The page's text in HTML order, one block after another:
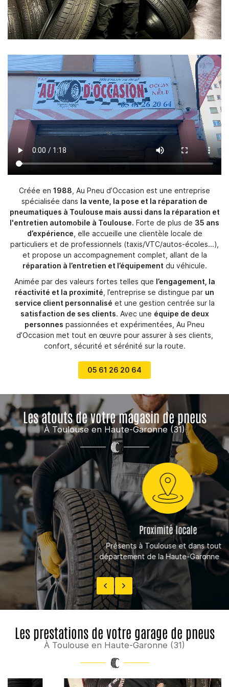
Créée en 1988 , Au Pneu d’Occasion est une entreprise
spécialisée dans la vente, la pose et la réparation de
pneumatiques à Toulouse mais aussi dans la réparation et
l'entretien automobile à Toulouse. Forte de plus de 35 ans
d’expérience , elle accueille une clientèle locale de
particuliers et de professionnels (taxis/VTC/autos-écoles...),
et propose un accompagnement complet, allant de la
réparation à l’entretien et l’équipement du véhicule.
Animée par des valeurs fortes telles que l’engagement, la
réactivité et la proximité , l’entreprise se distingue par un
service client personnalisé et une gestion centrée sur la
satisfaction de ses clients. Avec une équipe de deux
personnes passionnées et expérimentées, Au Pneu
d’Occasion met tout en œuvre pour assurer à ses clients,
confort, sécurité et sérénité sur la route.
05 61 26 20 64
Les atouts de votre magasin de pneus
À Toulouse en Haute-Garonne (31)
Proximité locale
Présents à Toulouse et dans tout le
département de la Haute-Garonne (31).
Les prestations de votre garage de pneus
À Toulouse en Haute-Garonne (31)